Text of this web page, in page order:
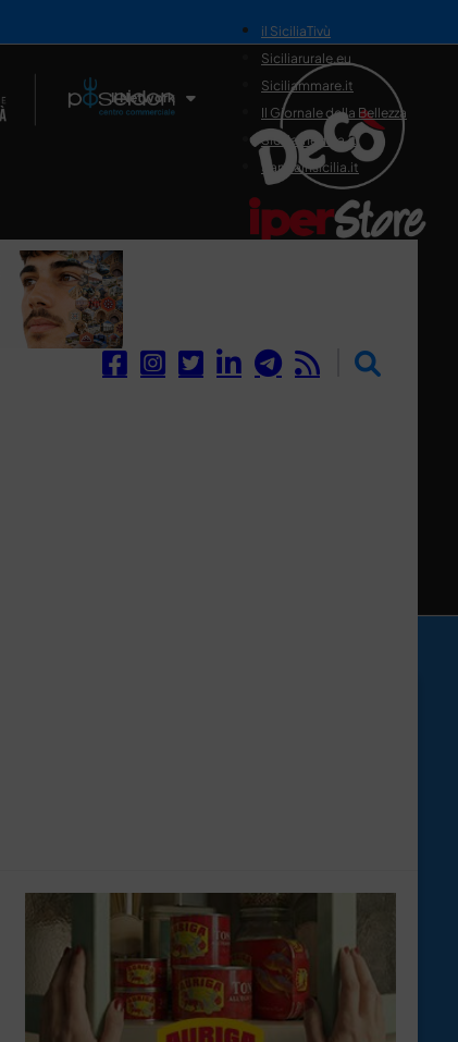
Il Network
il SiciliaTivù
Siciliarurale.eu
Siciliammare.it
Il Giornale della Bellezza
Siciliamedica.it
Sanitainsicilia.it